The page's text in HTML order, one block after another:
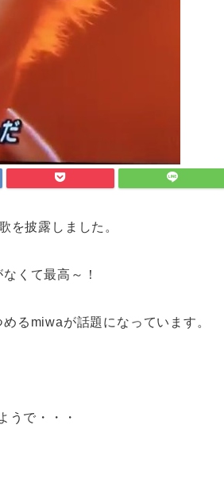
を披露しました。
くて最高～！
るmiwaが話題になっています。
うで・・・